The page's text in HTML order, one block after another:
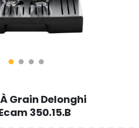
Grain Delonghi
350.15.B